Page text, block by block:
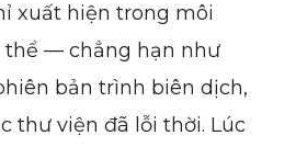
xuất hiện trong môi
thể — chẳng hạn như
bản trình biên dịch,
thư viện đã lỗi thời. Lúc